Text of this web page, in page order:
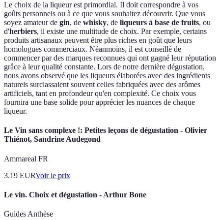
Le choix de la liqueur est primordial. Il doit correspondre à vos
goûts personnels ou à ce que vous souhaitez découvrir. Que vous
soyez amateur de gin, de whisky, de liqueurs à base de fruits, ou
d'herbiers, il existe une multitude de choix. Par exemple, certains
produits artisanaux peuvent être plus riches en goût que leurs
homologues commerciaux. Néanmoins, il est conseillé de
commencer par des marques reconnues qui ont gagné leur réputation
grâce à leur qualité constante. Lors de notre dernière dégustation,
nous avons observé que les liqueurs élaborées avec des ingrédients
naturels surclassaient souvent celles fabriquées avec des arômes
artificiels, tant en profondeur qu'en complexité. Ce choix vous
fournira une base solide pour apprécier les nuances de chaque
liqueur.
Le Vin sans complexe !: Petites leçons de dégustation - Olivier
Thiénot, Sandrine Audegond
Ammareal FR
3.19 EURVoir le prix
Le vin. Choix et dégustation - Arthur Bone
Guides Anthèse